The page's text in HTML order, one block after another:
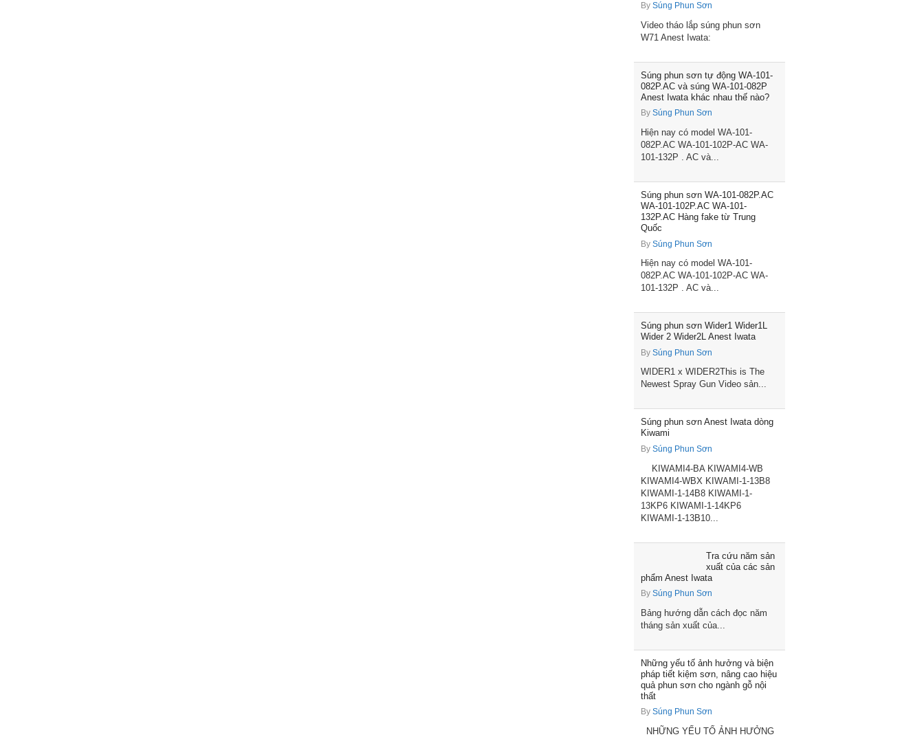
By Súng Phun Sơn
Video tháo lắp súng phun sơn
W71 Anest Iwata:
Súng phun sơn tự động WA-101-
082P.AC và súng WA-101-082P
Anest Iwata khác nhau thế nào?
By Súng Phun Sơn
Hiện nay có model WA-101-
082P.AC WA-101-102P-AC WA-
101-132P . AC và...
Súng phun sơn WA-101-082P.AC
WA-101-102P.AC WA-101-
132P.AC Hàng fake từ Trung
Quốc
By Súng Phun Sơn
Hiện nay có model WA-101-
082P.AC WA-101-102P-AC WA-
101-132P . AC và...
Súng phun sơn Wider1 Wider1L
Wider 2 Wider2L Anest Iwata
By Súng Phun Sơn
WIDER1 x WIDER2This is The
Newest Spray Gun Video sản...
Súng phun sơn Anest Iwata dòng
Kiwami
By Súng Phun Sơn
KIWAMI4-BA KIWAMI4-WB
KIWAMI4-WBX KIWAMI-1-13B8
KIWAMI-1-14B8 KIWAMI-1-
13KP6 KIWAMI-1-14KP6
KIWAMI-1-13B10...
Tra cứu năm sản
xuất của các sản
phẩm Anest Iwata
By Súng Phun Sơn
Bảng hướng dẫn cách đọc năm
tháng sản xuất của...
Những yếu tố ảnh hưởng và biện
pháp tiết kiệm sơn, nâng cao hiệu
quả phun sơn cho ngành gỗ nội
thất
By Súng Phun Sơn
NHỮNG YẾU TỐ ẢNH HƯỞNG